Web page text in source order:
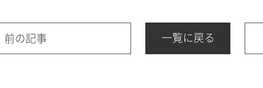
前の記事 一覧に戻る